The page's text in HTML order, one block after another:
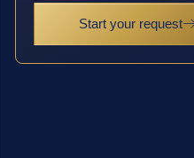
Start your request